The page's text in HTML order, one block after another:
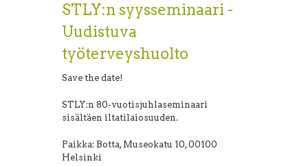
STLY:n syysseminaari -
Uudistuva
työterveyshuolto
Save the date!
STLY:n 80-vuotisjuhlaseminaari
sisältäen iltatilaiosuuden.
Paikka: Botta, Museokatu 10, 00100
Helsinki